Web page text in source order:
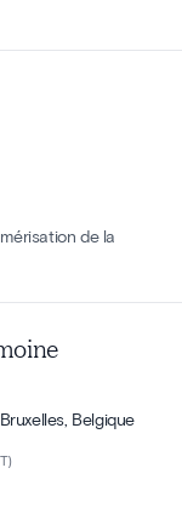
de la
Belgique